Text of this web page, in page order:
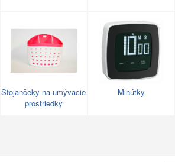
Stojančeky na umývacie
prostriedky
Minútky